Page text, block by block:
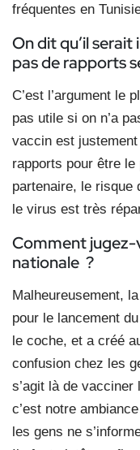
fréquentes en
On dit qu’il serait
pas de rapports
C’est l’argument le
pas utile si on n’a
vaccin est
rapports pour être
partenaire, le risque
le virus est très
Comment jugez-
nationale ?
Malheureusement,
pour le lancement
le coche, et a créé
confusion chez les
s’agit là de vacciner
c’est notre
les gens ne